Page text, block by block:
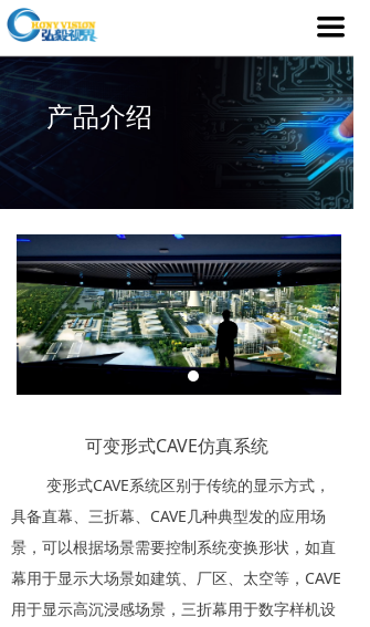
끀
首页
产品介绍
行业应用
媒体中心
客户案例
关于我们
产品介绍
可变形式CAVE仿真系统
变形式CAVE系统区别于传统的显示方式，
具备直幕、三折幕、CAVE几种典型发的应用场
景，可以根据场景需要控制系统变换形状，如直
幕用于显示大场景如建筑、厂区、太空等，CAVE
用于显示高沉浸感场景，三折幕用于数字样机设